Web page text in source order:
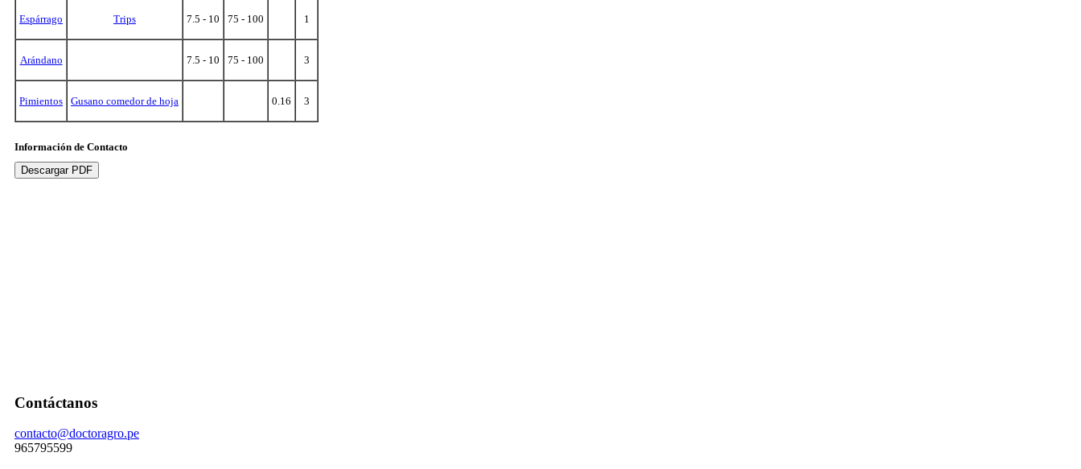
Espárrago Trips 7.5 - 10 75 - 100 1
Arándano 7.5 - 10 75 - 100 3
Pimientos Gusano comedor de hoja 0.16 3
Información de Contacto
Descargar PDF
Contáctanos
contacto@doctoragro.pe
965795599